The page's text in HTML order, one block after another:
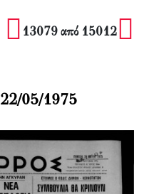
13079 από 15012
22/05/1975